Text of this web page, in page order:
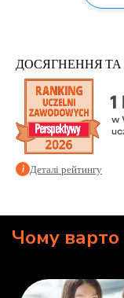
ДОСЯГНЕННЯ
i Деталі рейтингу
Чому варто